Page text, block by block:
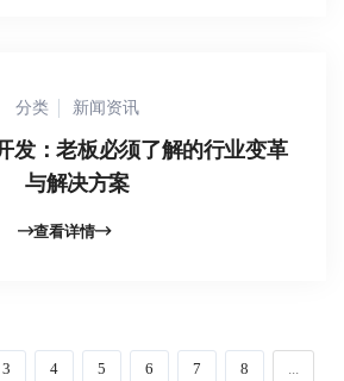
分类 新闻资讯
发：老板必须了解的行业变革
与解决方案
查看详情
3 4 5 6 7 8 ...